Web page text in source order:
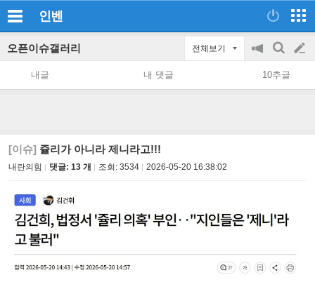
인벤
오픈이슈갤러리 전체보기
공
지
on/off
검
색
글
쓰
내글 내 댓글 10추글
[이슈] 쥴리가 아니라 제니라고!!!
내란의힘 댓글: 13 개 조회: 3534 2026-05-20 16:38:02